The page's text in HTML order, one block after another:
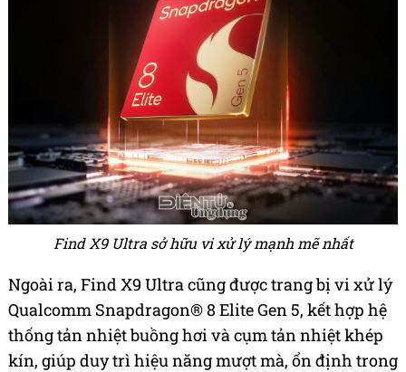
Find X9 Ultra sở hữu vi xử lý mạnh mẽ nhất
Ngoài ra, Find X9 Ultra cũng được trang bị vi xử lý
Qualcomm Snapdragon® 8 Elite Gen 5, kết hợp hệ
thống tản nhiệt buồng hơi và cụm tản nhiệt khép
kín, giúp duy trì hiệu năng mượt mà, ổn định trong